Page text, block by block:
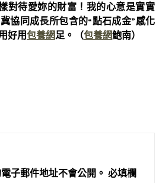
對待愛妳的財富！我的心意是實實
協同成長所包含的“點石成金”感化
好用包養網足。（包養網鮑南）
子郵件地址不會公開。 必填欄